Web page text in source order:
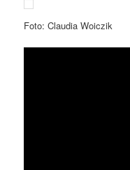
Foto: Claudia Woiczik